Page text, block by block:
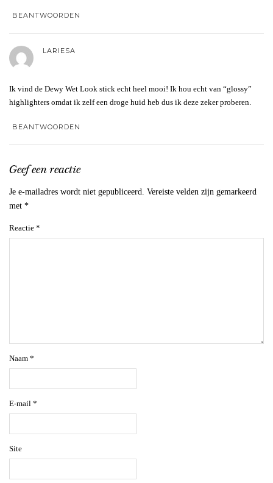
BEANTWOORDEN
LARIESA
Ik vind de Dewy Wet Look stick echt heel mooi! Ik hou echt van “glossy”
highlighters omdat ik zelf een droge huid heb dus ik deze zeker proberen.
BEANTWOORDEN
Geef een reactie
Je e-mailadres wordt niet gepubliceerd.
Vereiste velden zijn gemarkeerd
met *
Reactie *
Naam *
E-mail *
Site